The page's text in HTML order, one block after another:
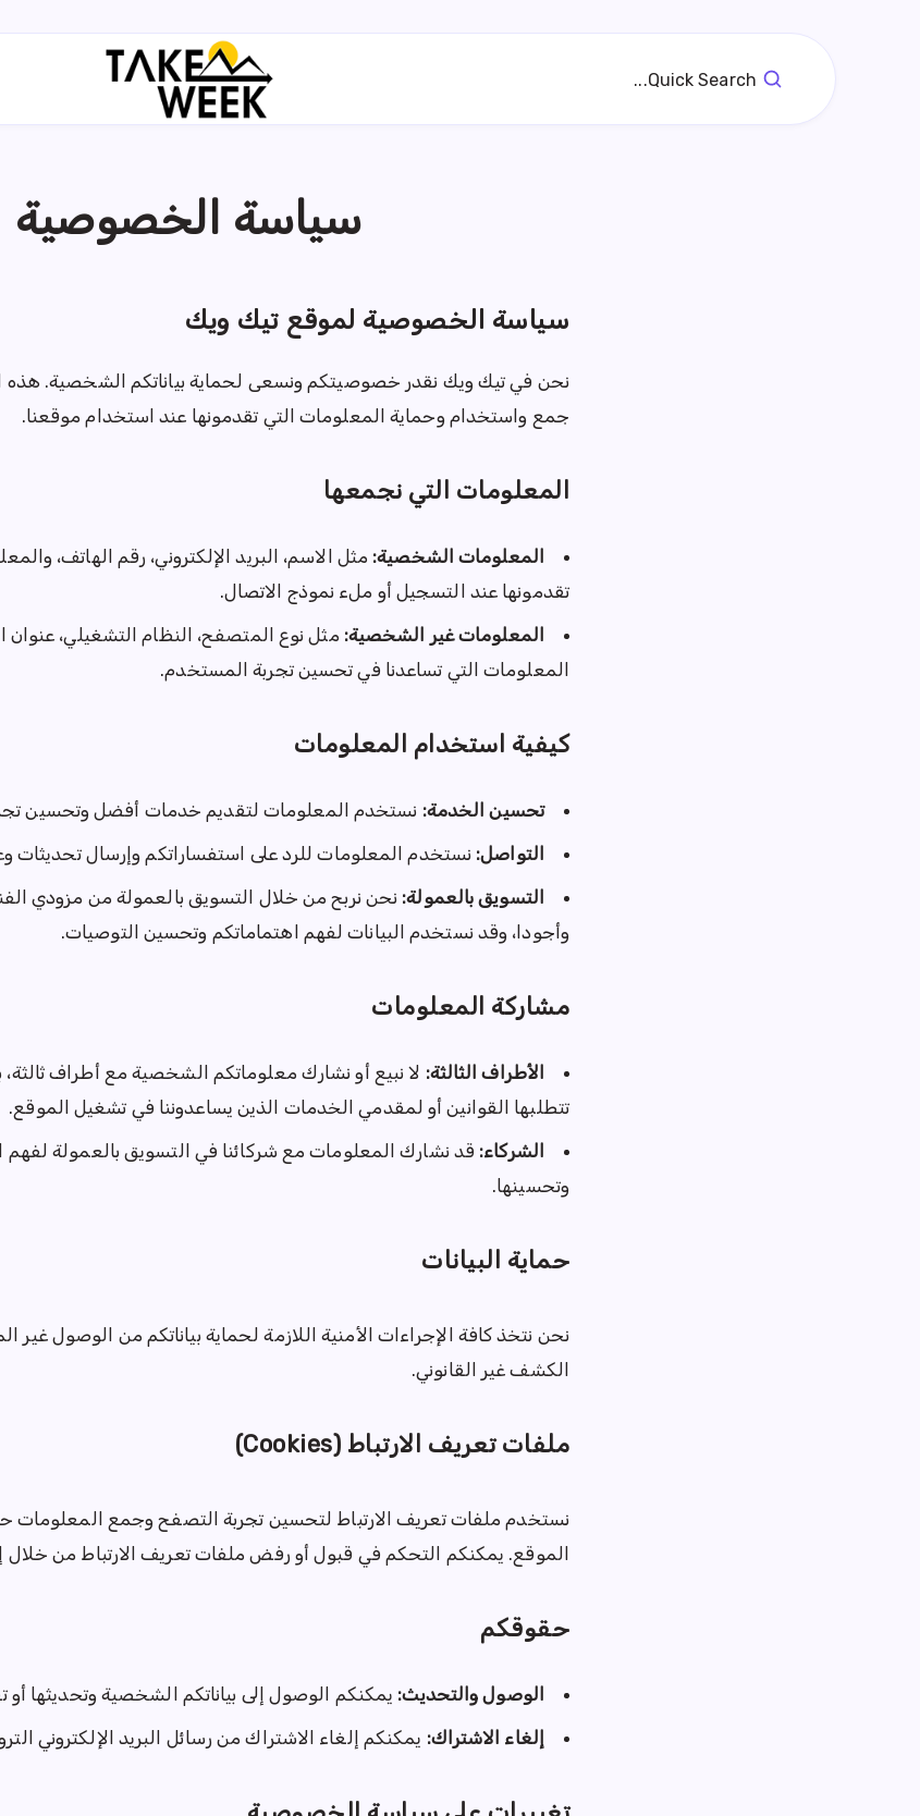
Quick Search...
سياسة الخصوصية
سياسة الخصوصية لموقع تيك ويك
نحن في تيك ويك نقدر خصوصيتكم ونسعى لحماية بياناتكم الشخصية. هذه
جمع واستخدام وحماية المعلومات التي تقدمونها عند استخدام موقعنا.
المعلومات التي نجمعها
المعلومات الشخصية: مثل الاسم، البريد الإلكتروني، رقم الهاتف،
تقدمونها عند التسجيل أو ملء نموذج الاتصال.
المعلومات غير الشخصية:
المعلومات التي تساعدنا في تحسين تجربة المستخدم.
كيفية استخدام المعلومات
تحسين الخدمة: نستخدم المعلومات لتقديم خدمات أفضل وتحسين
التواصل: نستخدم المعلومات للرد على استفساراتكم وإرسال
التسويق بالعمولة: نحن نربح من خلال التسويق بالعمولة من مزودي
وأجودا، وقد نستخدم البيانات لفهم اهتماماتكم وتحسين التوصيات.
مشاركة المعلومات
الأطراف الثالثة: لا نبيع أو نشارك معلوماتكم الشخصية مع أطراف ثالثة،
تتطلبها القوانين أو لمقدمي الخدمات الذين يساعدوننا في تشغيل الموقع.
الشركاء: قد نشارك المعلومات مع شركائنا في التسويق بالعمولة لفهم
وتحسينها.
حماية البيانات
نحن نتخذ كافة الإجراءات الأمنية اللازمة لحماية بياناتكم من الوصول غير
الكشف غير القانوني.
ملفات تعريف الارتباط (Cookies)
نستخدم ملفات تعريف الارتباط لتحسين تجربة التصفح وجمع المعلومات
الموقع. يمكنكم التحكم في قبول أو رفض ملفات تعريف الارتباط من
حقوقكم
الوصول والتحديث: يمكنكم الوصول إلى بياناتكم الشخصية وتحديثها
إلغاء الاشتراك: يمكنكم إلغاء الاشتراك من رسائل البريد الإلكتروني